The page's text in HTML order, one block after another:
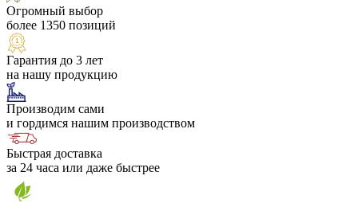
Огромный выбор
более 1350 позиций
Гарантия до 3 лет
на нашу продукцию
Производим сами
и гордимся нашим производством
Быстрая доставка
за 24 часа или даже быстрее